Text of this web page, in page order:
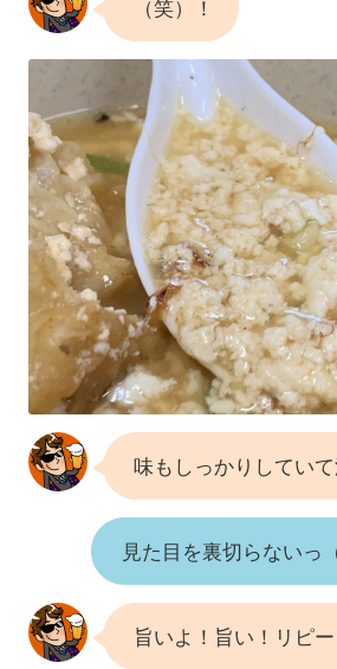
（笑）！
味もしっかりしていて
見た目を裏切らないっ
旨いよ！旨い！リピー